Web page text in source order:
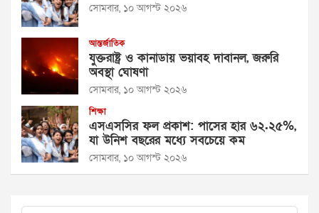
সোমবার, ১০ আগস্ট ২০২৬
আন্তর্জাতিক
যুক্তরাষ্ট্র ও কানাডায় ভয়াবহ দাবানল, জরুরি
অবস্থা ঘোষণা
সোমবার, ১০ আগস্ট ২০২৬
শিক্ষা
এসএসসির ফল প্রকাশ: পাসের হার ৬২.২৫%,
যা উনিশ বছরের মধ্যে সবচেয়ে কম
সোমবার, ১০ আগস্ট ২০২৬